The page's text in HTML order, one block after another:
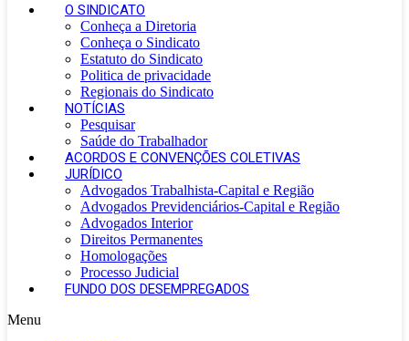
O SINDICATO
Conheça a Diretoria
Conheça o Sindicato
Estatuto do Sindicato
Politica de privacidade
Regionais do Sindicato
NOTÍCIAS
Pesquisar
Saúde do Trabalhador
ACORDOS E CONVENÇÕES COLETIVAS
JURÍDICO
Advogados Trabalhista-Capital e Região
Advogados Previdenciários-Capital e Região
Advogados Interior
Direitos Permanentes
Homologações
Processo Judicial
FUNDO DOS DESEMPREGADOS
Menu